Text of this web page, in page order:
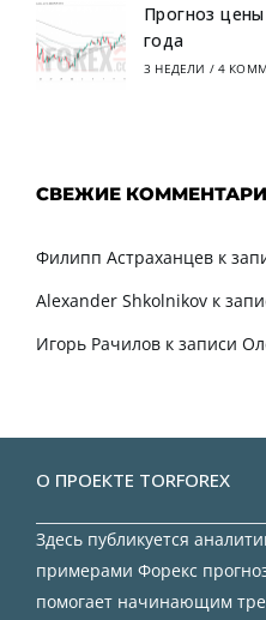
Прогноз
года
3 НЕДЕЛИ / 4
СВЕЖИЕ
Филипп Астраханцев к
Alexander Shkolnikov к
Игорь Рачилов к записи
О ПРОЕКТЕ TORFOREX
Здесь публикуется
примерами Форекс
помогает начинающим